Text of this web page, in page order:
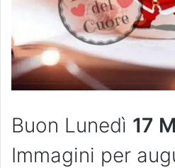
Buon Lunedì 17
Immagini per